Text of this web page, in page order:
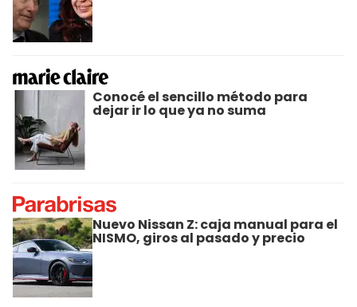
Conocé el sencillo método para
dejar ir lo que ya no suma
Nuevo Nissan Z: caja manual para el
NISMO, giros al pasado y precio